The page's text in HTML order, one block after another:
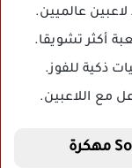
عالميين.
أكثر تشويقا.
ذكية للفوز.
مع اللاعبين.